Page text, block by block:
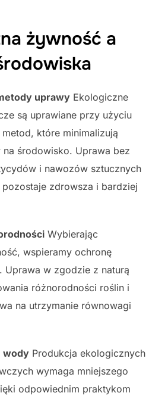
żywność a
uprawy Ekologiczne
są uprawiane przy użyciu
które minimalizują
na środowisko. Uprawa bez
i nawozów sztucznych
zdrowsza i bardziej
Wybierając
wspieramy ochronę
Uprawa w zgodzie z naturą
różnorodności roślin i
na utrzymanie równowagi
wody Produkcja ekologicznych
wymaga mniejszego
odpowiednim praktykom